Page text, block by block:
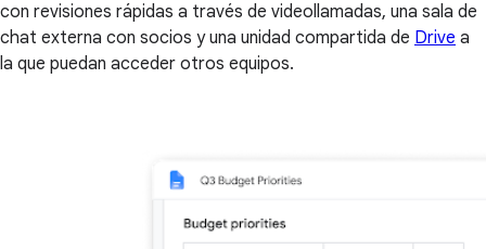
con revisiones rápidas a través de videollamadas, una sala de
chat externa con socios y una unidad compartida de Drive a
la que puedan acceder otros equipos.